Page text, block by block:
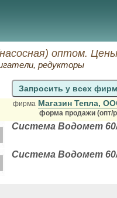
оптом.
редукторы
Запросить у всех фирм
фирма Магазин Тепла,
форма продажи (опт/
Система Водомет
Система Водомет